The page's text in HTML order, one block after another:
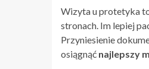
Wizyta u protetyka
stronach. Im lepiej
Przyniesienie
osiągnąć najlepszy